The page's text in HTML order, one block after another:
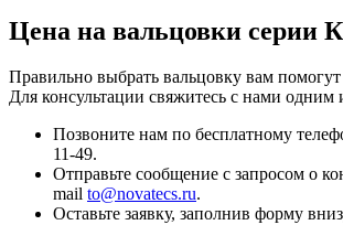
Цена на вальцовки серии К
Правильно выбрать вальцовку вам
Для консультации свяжитесь с нами одним
Позвоните нам по бесплатному
11-49.
Отправьте сообщение с запросом о
mail to@novatecs.ru.
Оставьте заявку, заполнив форму